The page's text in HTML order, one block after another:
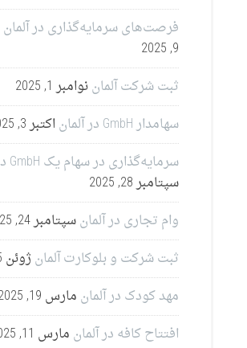
فرصت‌های سرمایه‌گذاری در آلمان
9, 2025
ثبت شرکت آلماننوامبر 1, 2025
سهامدار GmbH در آلمان
اکتبر 3, 2025
سرمایه‌گذاری در سهام یک GmbH در آلمان
سپتامبر 28, 2025
وام تجاری در آلمانسپتامبر 24, 2025
ثبت شرکت و بلوکارت آلمان ژوئن 15, 2025
مهد کودک در آلمان مارس 19, 2025
افتتاح کافه در آلمان مارس 11, 2025